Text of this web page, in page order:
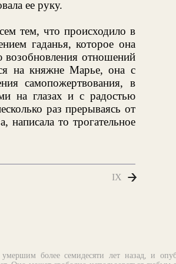
ее руку.
тем, что происходило в
гаданья, которое она
возобновления отношений
на княжне Марье, она с
самопожертвования, в
на глазах и с радостью
раз прерываясь от
написала то трогательное
IX
более семидесяти лет назад, и